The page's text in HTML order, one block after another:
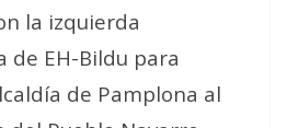
la izquierda
de EH-Bildu para
de Pamplona al